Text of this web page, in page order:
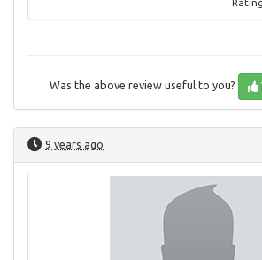
Was the above review useful to you?
9 years ago